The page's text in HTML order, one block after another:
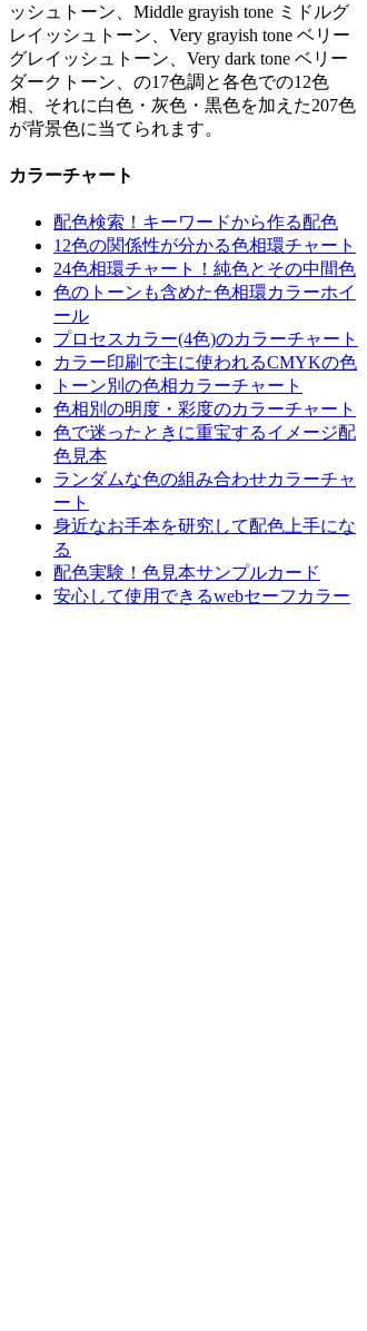
ッシュトーン、Middle grayish tone ミドルグ
レイッシュトーン、Very grayish tone ベリー
グレイッシュトーン、Very dark tone ベリー
ダークトーン、の17色調と各色での12色
相、それに白色・灰色・黒色を加えた207色
が背景色に当てられます。
カラーチャート
配色検索！キーワードから作る配色
12色の関係性が分かる色相環チャート
24色相環チャート！純色とその中間色
色のトーンも含めた色相環カラーホイ
ール
プロセスカラー(4色)のカラーチャート
カラー印刷で主に使われるCMYKの色
トーン別の色相カラーチャート
色相別の明度・彩度のカラーチャート
色で迷ったときに重宝するイメージ配
色見本
ランダムな色の組み合わせカラーチャ
ート
身近なお手本を研究して配色上手にな
る
配色実験！色見本サンプルカード
安心して使用できるwebセーフカラー